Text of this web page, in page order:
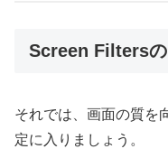
Screen Filters
それでは、画面の質を
定に入りましょう。